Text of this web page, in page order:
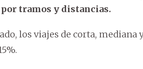
por tramos y distancias.
los viajes de corta,